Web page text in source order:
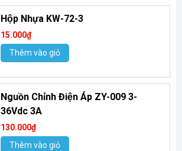
Hộp Nhựa KW-72-3
15.000₫
Thêm vào giỏ
Nguồn Chỉnh Điện Áp ZY-009 3-
36Vdc 3A
130.000₫
Thêm vào giỏ